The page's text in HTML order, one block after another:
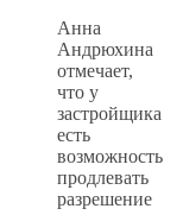
Анна
Андрюхина
отмечает,
что у
застройщика
есть
возможность
продлевать
разрешение